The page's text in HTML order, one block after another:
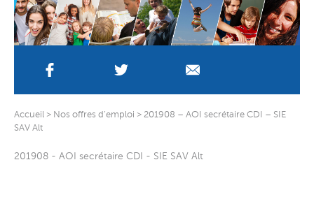
Accueil > Nos offres d’emploi > 201908 – AOI secrétaire CDI – SIE
SAV Alt
201908 - AOI secrétaire CDI - SIE SAV Alt